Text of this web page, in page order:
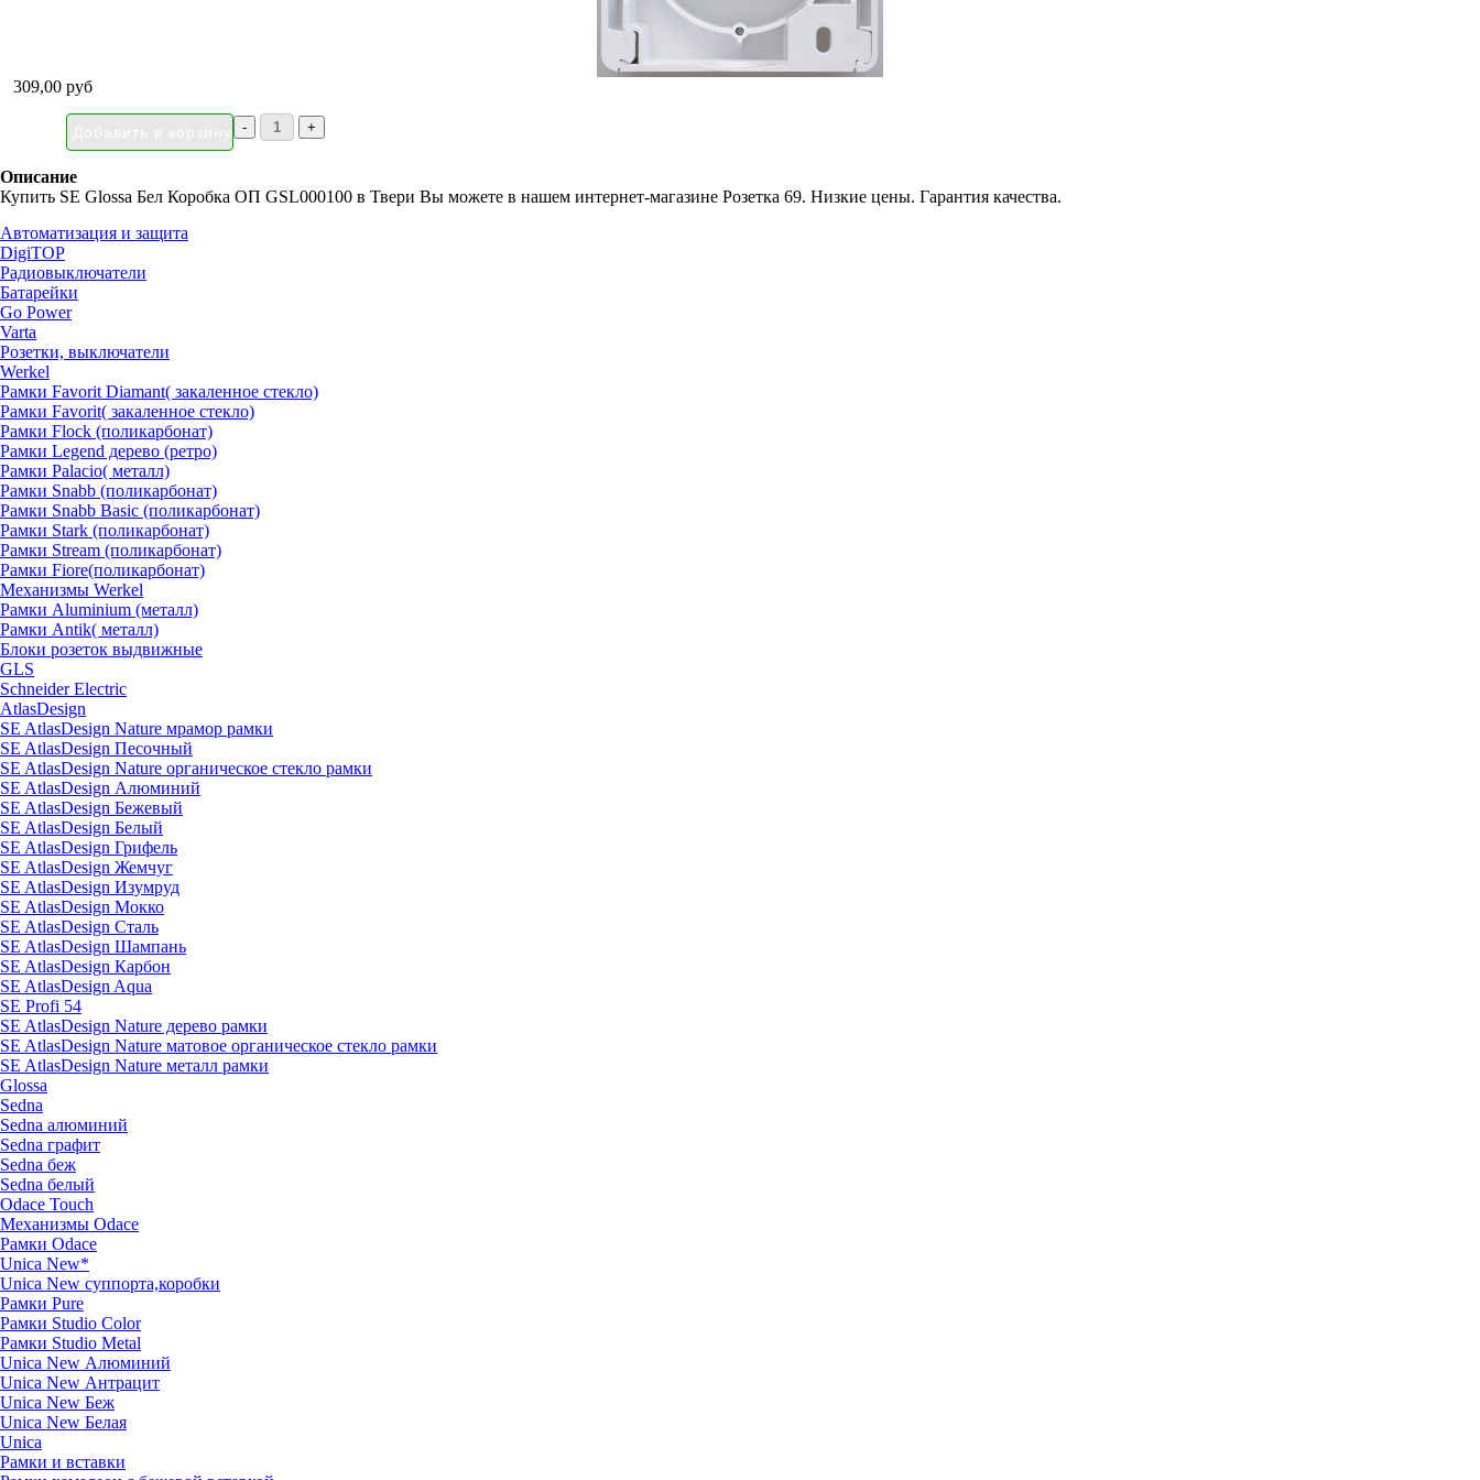
309,00 руб
Описание
Купить SE Glossa Бел Коробка ОП GSL000100 в Твери Вы можете в нашем интернет-магазине Розетка 69. Низкие цены. Гарантия качества.
Автоматизация и защита
DigiTOP
Радиовыключатели
Батарейки
Go Power
Varta
Розетки, выключатели
Werkel
Рамки Favorit Diamant( закаленное стекло)
Рамки Favorit( закаленное стекло)
Рамки Flock (поликарбонат)
Рамки Legend дерево (ретро)
Рамки Palacio( металл)
Рамки Snabb (поликарбонат)
Рамки Snabb Basic (поликарбонат)
Рамки Stark (поликарбонат)
Рамки Stream (поликарбонат)
Рамки Fiore(поликарбонат)
Механизмы Werkel
Рамки Aluminium (металл)
Рамки Antik( металл)
Блоки розеток выдвижные
GLS
Schneider Electric
AtlasDesign
SE AtlasDesign Nature мрамор рамки
SE AtlasDesign Песочный
SE AtlasDesign Nature органическое стекло рамки
SE AtlasDesign Алюминий
SE AtlasDesign Бежевый
SE AtlasDesign Белый
SE AtlasDesign Грифель
SE AtlasDesign Жемчуг
SE AtlasDesign Изумруд
SE AtlasDesign Мокко
SE AtlasDesign Сталь
SE AtlasDesign Шампань
SE AtlasDesign Карбон
SE AtlasDesign Aqua
SE Profi 54
SE AtlasDesign Nature дерево рамки
SE AtlasDesign Nature матовое органическое стекло рамки
SE AtlasDesign Nature металл рамки
Glossa
Sedna
Sedna алюминий
Sedna графит
Sedna беж
Sedna белый
Odace Touch
Механизмы Odace
Рамки Odace
Unica New*
Unica New суппорта,коробки
Рамки Pure
Рамки Studio Color
Рамки Studio Metal
Unica New Алюминий
Unica New Антрацит
Unica New Беж
Unica New Белая
Unica
Рамки и вставки